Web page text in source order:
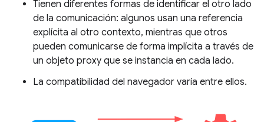
Tienen diferentes formas de identificar el otro lado
de la comunicación: algunos usan una referencia
explícita al otro contexto, mientras que otros
pueden comunicarse de forma implícita a través de
un objeto proxy que se instancia en cada lado.
La compatibilidad del navegador varía entre ellos.